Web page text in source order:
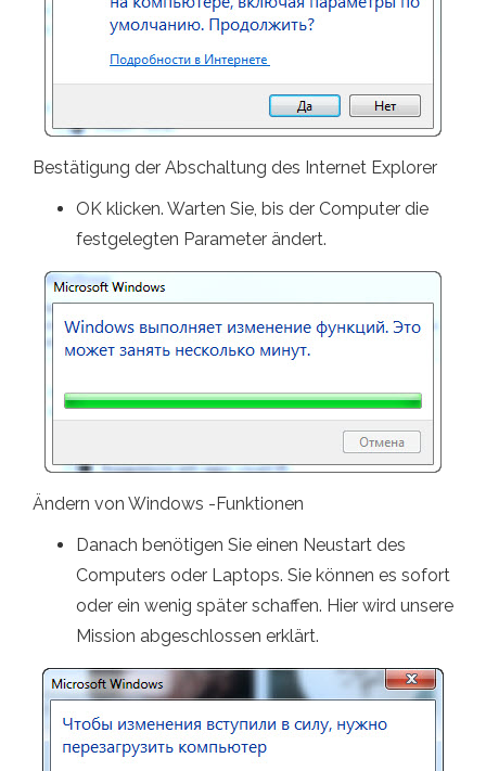
Bestätigung der Abschaltung des Internet Explorer
OK klicken. Warten Sie, bis der Computer die
festgelegten Parameter ändert.
Ändern von Windows -Funktionen
Danach benötigen Sie einen Neustart des
Computers oder Laptops. Sie können es sofort
oder ein wenig später schaffen. Hier wird unsere
Mission abgeschlossen erklärt.